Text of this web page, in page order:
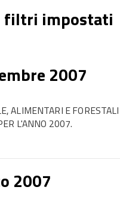
filtri impostati
2007
ALIMENTARI E
L'ANNO 2007.
2007